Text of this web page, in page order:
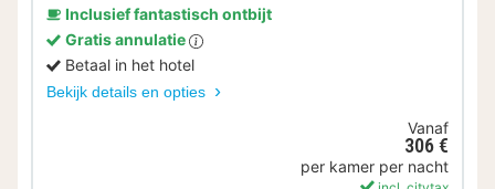
Inclusief fantastisch ontbijt
Gratis annulatie
Betaal in het hotel
Bekijk details en opties
Vanaf
306 €
per kamer per nacht